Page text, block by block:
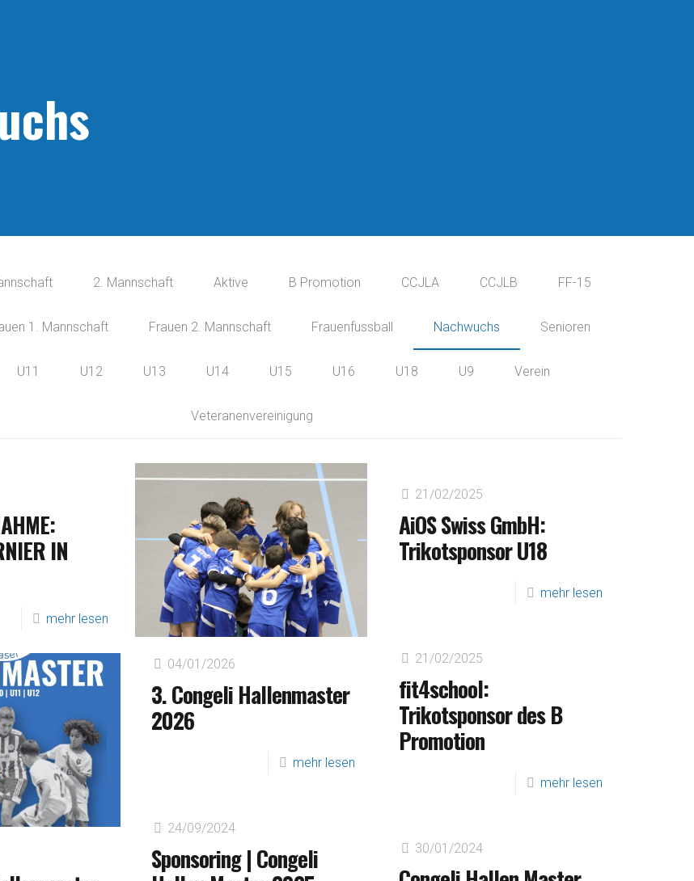
2. Mannschaft Aktive B Promotion CCJLA CCJLB FF-15
1. Mannschaft Frauen 2. Mannschaft Frauenfussball Nachwuchs Senioren
U11 U12 U13 U14 U15 U16 U18 U9 Verein
Veteranenvereinigung
IN
mehr lesen
04/01/2026
3. Congeli Hallenmaster
2026
mehr lesen
21/02/2025
AiOS Swiss GmbH:
Trikotsponsor U18
mehr lesen
21/02/2025
fit4school:
Trikotsponsor des B
Promotion
mehr lesen
24/09/2024
Sponsoring | Congeli
30/01/2024